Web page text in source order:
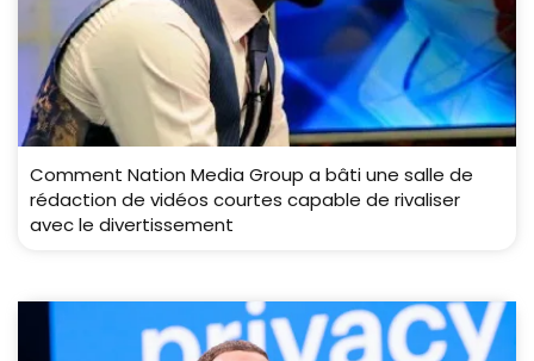
Comment Nation Media Group a bâti une salle de
rédaction de vidéos courtes capable de rivaliser
avec le divertissement